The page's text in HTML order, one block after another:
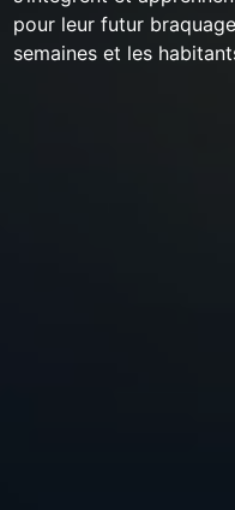
pour leur futur
semaines et les